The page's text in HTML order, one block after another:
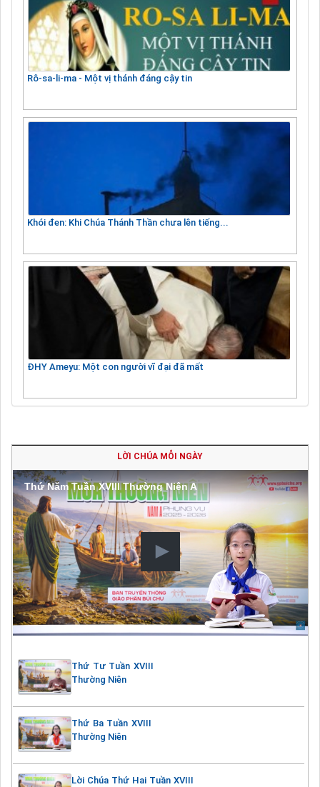
Rô-sa-li-ma - Một vị thánh đáng cậy tin
Khói đen: Khi Chúa Thánh Thần chưa lên tiếng...
ĐHY Ameyu: Một con người vĩ đại đã mất
LỜI CHÚA MỖI NGÀY
Thứ Năm Tuần XVIII Thường Niên A
Thứ Tư Tuần XVIII
Thường Niên
Thứ Ba Tuần XVIII
Thường Niên
Lời Chúa Thứ Hai Tuần XVIII